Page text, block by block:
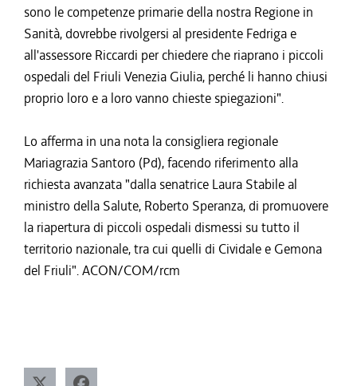
sono le competenze primarie della nostra Regione in
Sanità, dovrebbe rivolgersi al presidente Fedriga e
all'assessore Riccardi per chiedere che riaprano i piccoli
ospedali del Friuli Venezia Giulia, perché li hanno chiusi
proprio loro e a loro vanno chieste spiegazioni".
Lo afferma in una nota la consigliera regionale
Mariagrazia Santoro (Pd), facendo riferimento alla
richiesta avanzata "dalla senatrice Laura Stabile al
ministro della Salute, Roberto Speranza, di promuovere
la riapertura di piccoli ospedali dismessi su tutto il
territorio nazionale, tra cui quelli di Cividale e Gemona
del Friuli". ACON/COM/rcm